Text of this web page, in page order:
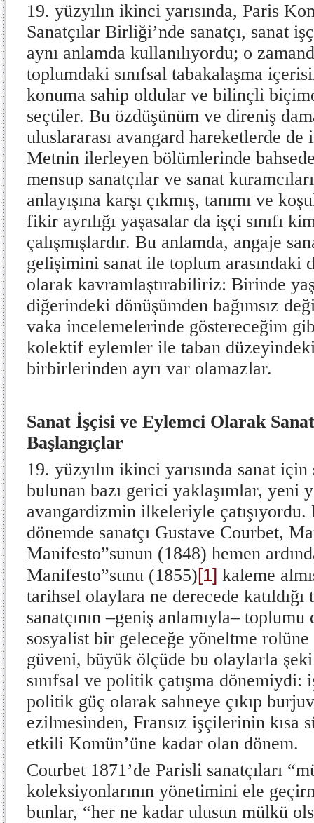
19. yüzyılın ikinci yarısında, Paris
Sanatçılar Birliği’nde sanatçı, sanat
aynı anlamda kullanılıyordu; o
toplumdaki sınıfsal tabakalaşma
konuma sahip oldular ve bilinçli
seçtiler. Bu özdüşünüm ve direniş
uluslararası avangard hareketlerde
Metnin ilerleyen bölümlerinde
mensup sanatçılar ve sanat
anlayışına karşı çıkmış, tanımı ve
fikir ayrılığı yaşasalar da işçi sınıfı
çalışmışlardır. Bu anlamda, angaje
gelişimini sanat ile toplum
olarak kavramlaştırabiliriz: Birinde
diğerindeki dönüşümden bağımsız
vaka incelemelerinde göstereceğim
kolektif eylemler ile taban
birbirlerinden ayrı var olamazlar.
Sanat İşçisi ve Eylemci Olarak
Başlangıçlar
19. yüzyılın ikinci yarısında sanat için
bulunan bazı gerici yaklaşımlar, yeni
avangardizmin ilkeleriyle çatışıyordu.
dönemde sanatçı Gustave Courbet,
Manifesto”sunun (1848) hemen
Manifesto”sunu (1855)[1] kaleme
tarihsel olaylara ne derecede katıldığı
sanatçının –geniş anlamıyla–
sosyalist bir geleceğe yöneltme
güveni, büyük ölçüde bu olaylarla
sınıfsal ve politik çatışma dönemiydi:
politik güç olarak sahneye çıkıp
ezilmesinden, Fransız işçilerinin kısa
etkili Komün’üne kadar olan dönem.
Courbet 1871’de Parisli sanatçıları
koleksiyonlarının yönetimini ele
bunlar, “her ne kadar ulusun mülkü